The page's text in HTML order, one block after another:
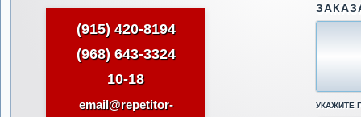
(915) 420-8194
(968) 643-3324
10-18
email@repetitor-
УКАЖИТЕ